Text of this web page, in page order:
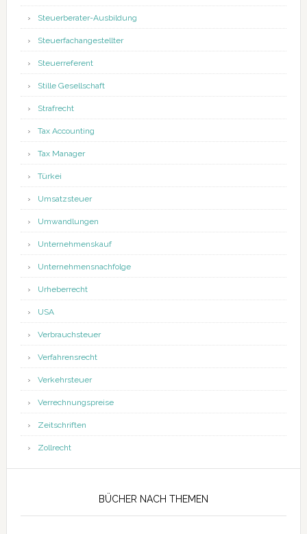
Steuerberater-Ausbildung
Steuerfachangestellter
Steuerreferent
Stille Gesellschaft
Strafrecht
Tax Accounting
Tax Manager
Türkei
Umsatzsteuer
Umwandlungen
Unternehmenskauf
Unternehmensnachfolge
Urheberrecht
USA
Verbrauchsteuer
Verfahrensrecht
Verkehrsteuer
Verrechnungspreise
Zeitschriften
Zollrecht
BÜCHER NACH THEMEN